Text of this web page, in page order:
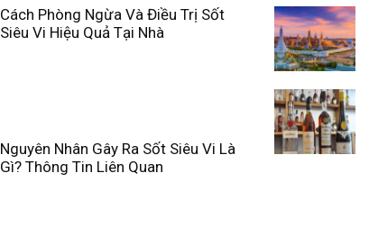
Cách Phòng Ngừa Và Điều Trị Sốt
Siêu Vi Hiệu Quả Tại Nhà
Nguyên Nhân Gây Ra Sốt Siêu Vi Là
Gì? Thông Tin Liên Quan